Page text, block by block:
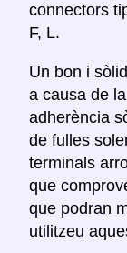
connectors
F, L.
Un bon i
a causa de
adherència
de fulles
terminals
que
que podran
utilitzeu